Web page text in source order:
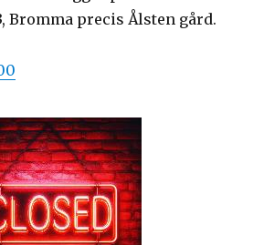
Bromma precis Ålsten gård.